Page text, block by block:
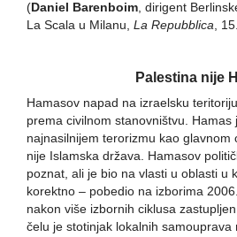
( Daniel Barenboim, dirigent
La Scala u Milanu, La Repubblica,
Palestina nije
Hamasov napad na izraelsku
prema civilnom stanovništvu.
najnasilnijem terorizmu kao glavnom
nije Islamska država. Hamasov
poznat, ali je bio na vlasti u oblasti u
korektno – pobedio na izborima
nakon više izbornih ciklusa
čelu je stotinjak lokalnih samouprava